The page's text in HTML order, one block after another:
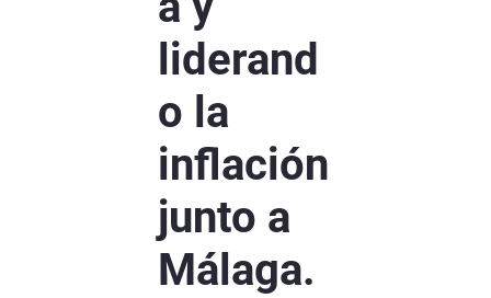
liderand
o la
inflación
junto a
Málaga.